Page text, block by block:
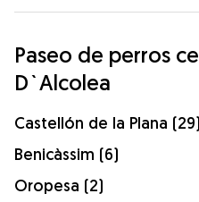
Paseo de perros
D`Alcolea
Castellón de la Plana (29)
Benicàssim (6)
Oropesa (2)